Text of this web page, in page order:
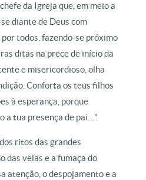
da Igreja que, em meio a
diante de Deus com
todos, fazendo-se próximo
ditas na prece de início da
e misericordioso, olha
Conforta os teus filhos
à esperança, porque
a tua presença de pai…”.
ritos das grandes
das velas e a fumaça do
atenção, o despojamento e a